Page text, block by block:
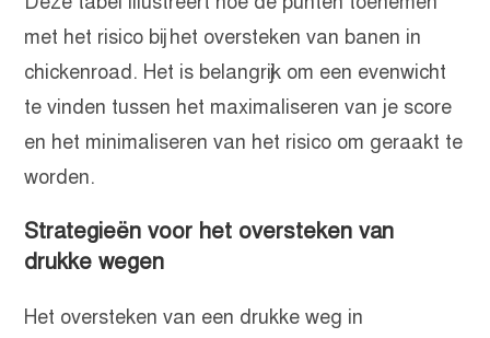
met het risico bij het oversteken van banen in
chickenroad. Het is belangrijk om een evenwicht
te vinden tussen het maximaliseren van je score
en het minimaliseren van het risico om geraakt te
worden.
Strategieën voor het oversteken van
drukke wegen
Het oversteken van een drukke weg in